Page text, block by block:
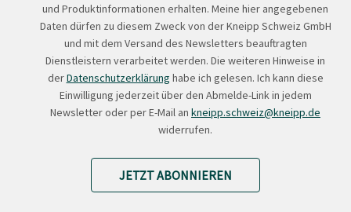
und Produktinformationen erhalten. Meine hier angegebenen
Daten dürfen zu diesem Zweck von der Kneipp Schweiz GmbH
und mit dem Versand des Newsletters beauftragten
Dienstleistern verarbeitet werden. Die weiteren Hinweise in
derDatenschutzerklärung habe ich gelesen. Ich kann diese
Einwilligung jederzeit über den Abmelde-Link in jedem
Newsletter oder per E-Mail an kneipp.schweiz@kneipp.de
widerrufen.
JETZT ABONNIEREN